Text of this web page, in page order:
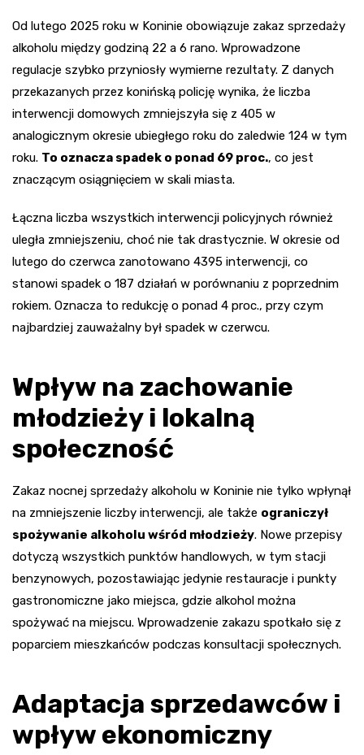
Od lutego 2025 roku w Koninie obowiązuje zakaz sprzedaży
alkoholu między godziną 22 a 6 rano. Wprowadzone
regulacje szybko przyniosły wymierne rezultaty. Z danych
przekazanych przez konińską policję wynika, że liczba
interwencji domowych zmniejszyła się z 405 w
analogicznym okresie ubiegłego roku do zaledwie 124 w tym
roku. To oznacza spadek o ponad 69 proc., co jest
znaczącym osiągnięciem w skali miasta.
Łączna liczba wszystkich interwencji policyjnych również
uległa zmniejszeniu, choć nie tak drastycznie. W okresie od
lutego do czerwca zanotowano 4395 interwencji, co
stanowi spadek o 187 działań w porównaniu z poprzednim
rokiem. Oznacza to redukcję o ponad 4 proc., przy czym
najbardziej zauważalny był spadek w czerwcu.
Wpływ na zachowanie
młodzieży i lokalną
społeczność
Zakaz nocnej sprzedaży alkoholu w Koninie nie tylko wpłynął
na zmniejszenie liczby interwencji, ale także ograniczył
spożywanie alkoholu wśród młodzieży. Nowe przepisy
dotyczą wszystkich punktów handlowych, w tym stacji
benzynowych, pozostawiając jedynie restauracje i punkty
gastronomiczne jako miejsca, gdzie alkohol można
spożywać na miejscu. Wprowadzenie zakazu spotkało się z
poparciem mieszkańców podczas konsultacji społecznych.
Adaptacja sprzedawców i
wpływ ekonomiczny